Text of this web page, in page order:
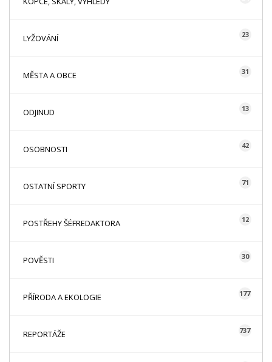
LYŽOVÁNÍ 23
MĚSTA A OBCE 31
ODJINUD 13
OSOBNOSTI 42
OSTATNÍ SPORTY 71
POSTŘEHY ŠÉFREDAKTORA 12
POVĚSTI 30
PŘÍRODA A EKOLOGIE 177
REPORTÁŽE 737